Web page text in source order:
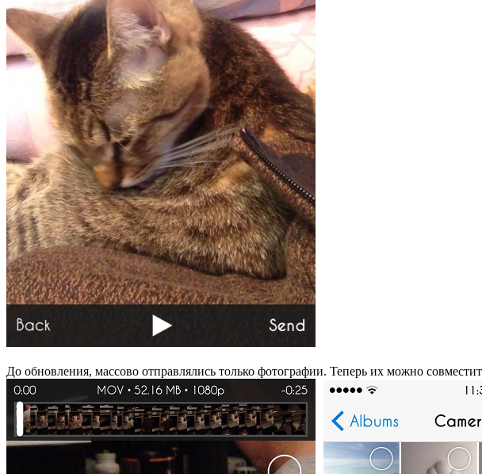
До обновления, массово отправлялись только фотографии. Теперь их можно